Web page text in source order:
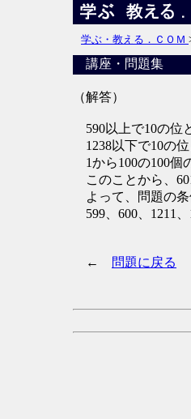
学ぶ・教える．ＣＯＭ
講座・問題集
（解答）
590以上で10の位
1238以下で10の
1から100の100個
このことから、
よって、問題の条
599、600、1211
← 問題に戻る